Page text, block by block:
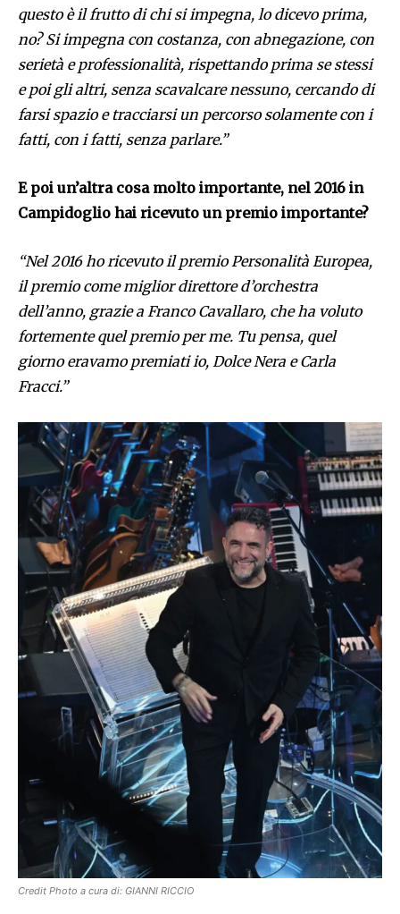
questo è il frutto di chi si impegna, lo dicevo prima,
no? Si impegna con costanza, con abnegazione, con
serietà e professionalità, rispettando prima se stessi
e poi gli altri, senza scavalcare nessuno, cercando di
farsi spazio e tracciarsi un percorso solamente con i
fatti, con i fatti, senza parlare.”
E poi un’altra cosa molto importante, nel 2016 in
Campidoglio hai ricevuto un premio importante?
“Nel 2016 ho ricevuto il premio Personalità Europea,
il premio come miglior direttore d’orchestra
dell’anno, grazie a Franco Cavallaro, che ha voluto
fortemente quel premio per me. Tu pensa, quel
giorno eravamo premiati io, Dolce Nera e Carla
Fracci.”
Credit Photo a cura di: GIANNI RICCIO